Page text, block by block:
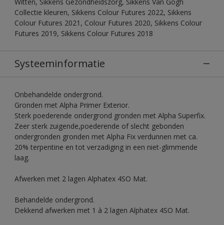
Collectie kleuren, Sikkens Colour Futures 2022, Sikkens
Colour Futures 2021, Colour Futures 2020, Sikkens Colour
Futures 2019, Sikkens Colour Futures 2018
Systeeminformatie
Onbehandelde ondergrond.
Gronden met Alpha Primer Exterior.
Sterk poederende ondergrond gronden met Alpha Superfix.
Zeer sterk zuigende,poederende of slecht gebonden
ondergronden gronden met Alpha Fix verdunnen met ca.
20% terpentine en tot verzadiging in een niet-glimmende
laag.
Afwerken met 2 lagen Alphatex 4SO Mat.
Behandelde ondergrond.
Dekkend afwerken met 1 à 2 lagen Alphatex 4SO Mat.